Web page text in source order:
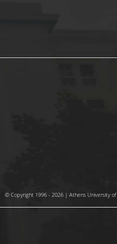
© Copyright 1996 - 2026 | Athens University of